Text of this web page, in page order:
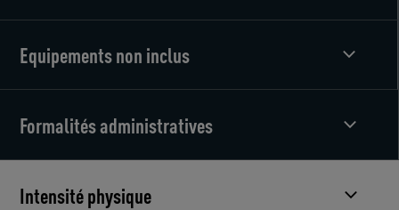
Equipements non inclus
Formalités administratives
Intensité physique